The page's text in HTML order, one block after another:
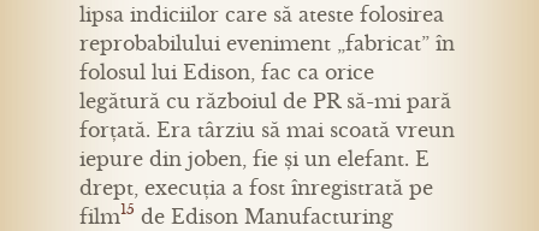
lipsa indiciilor care să ateste folosirea
reprobabilului eveniment „fabricat” în
folosul lui Edison, fac ca orice
legătură cu războiul de PR să-mi pară
forțată. Era târziu să mai scoată vreun
iepure din joben, fie și un elefant. E
drept, execuția a fost înregistrată pe
film15 de Edison Manufacturing